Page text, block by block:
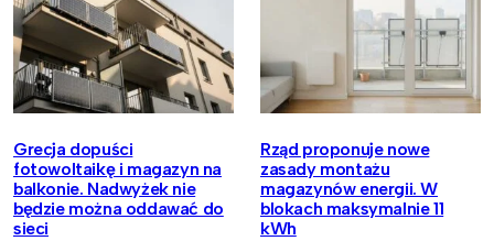
Grecja dopuści
fotowoltaikę i magazyn na
balkonie. Nadwyżek nie
będzie można oddawać do
sieci
Rząd proponuje nowe
zasady montażu
magazynów energii. W
blokach maksymalnie 11
kWh